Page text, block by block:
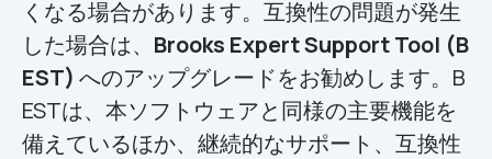
くなる場合があります。互換性の問題が発生
した場合は、 Brooks Expert Support Tool (B
EST) へのアップグレードをお勧めします。B
ESTは、本ソフトウェアと同様の主要機能を
備えているほか、継続的なサポート、互換性